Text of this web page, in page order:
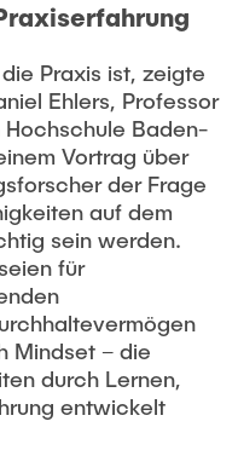
(ECIU)
Praxis ist, zeigte
Ehlers, Professor
Baden-
Vortrag über
der Frage
auf dem
sein werden.
für
Mindset – die
durch Lernen,
entwickelt